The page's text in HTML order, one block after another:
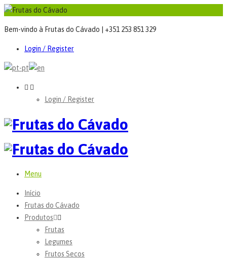
Bem-vindo à Frutas do Cávado | +351 253 851 329
Login / Register
Login / Register
Menu
Início
Frutas do Cávado
Produtos
Frutas
Legumes
Frutos Secos